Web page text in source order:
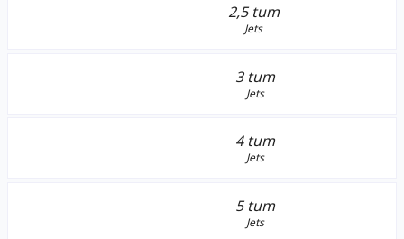
2,5 tum
Jets
3 tum
Jets
4 tum
Jets
5 tum
Jets